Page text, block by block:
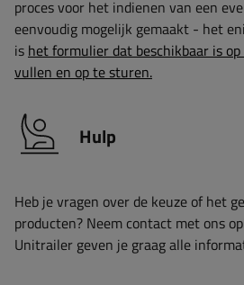
proces voor het indienen van een
eenvoudig mogelijk gemaakt - het
is het formulier dat beschikbaar is
vullen en op te sturen.
Hulp
Heb je vragen over de keuze of het
producten? Neem contact met ons
Unitrailer geven je graag alle